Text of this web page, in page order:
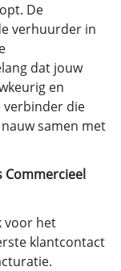
De
verhuurder in
dat jouw
en
verbinder die
samen met
Commercieel
voor het
klantcontact